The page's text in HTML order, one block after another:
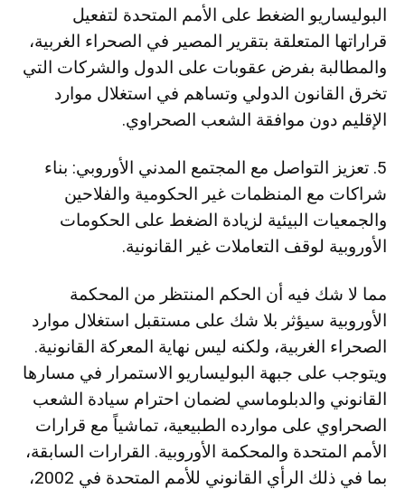
البوليساريو الضغط على الأمم المتحدة لتفعيل
قراراتها المتعلقة بتقرير المصير في الصحراء الغربية،
والمطالبة بفرض عقوبات على الدول والشركات التي
تخرق القانون الدولي وتساهم في استغلال موارد
الإقليم دون موافقة الشعب الصحراوي.
5. تعزيز التواصل مع المجتمع المدني الأوروبي: بناء
شراكات مع المنظمات غير الحكومية والفلاحين
والجمعيات البيئية لزيادة الضغط على الحكومات
الأوروبية لوقف التعاملات غير القانونية.
مما لا شك فيه أن الحكم المنتظر من المحكمة
الأوروبية سيؤثر بلا شك على مستقبل استغلال موارد
الصحراء الغربية، ولكنه ليس نهاية المعركة القانونية.
ويتوجب على جبهة البوليساريو الاستمرار في مسارها
القانوني والدبلوماسي لضمان احترام سيادة الشعب
الصحراوي على موارده الطبيعية، تماشياً مع قرارات
الأمم المتحدة والمحكمة الأوروبية. القرارات السابقة،
بما في ذلك الرأي القانوني للأمم المتحدة في 2002،